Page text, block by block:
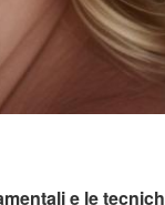
e le